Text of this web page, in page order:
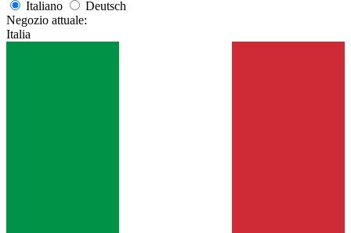
Italiano
Deutsch
Negozio attuale:
Italia